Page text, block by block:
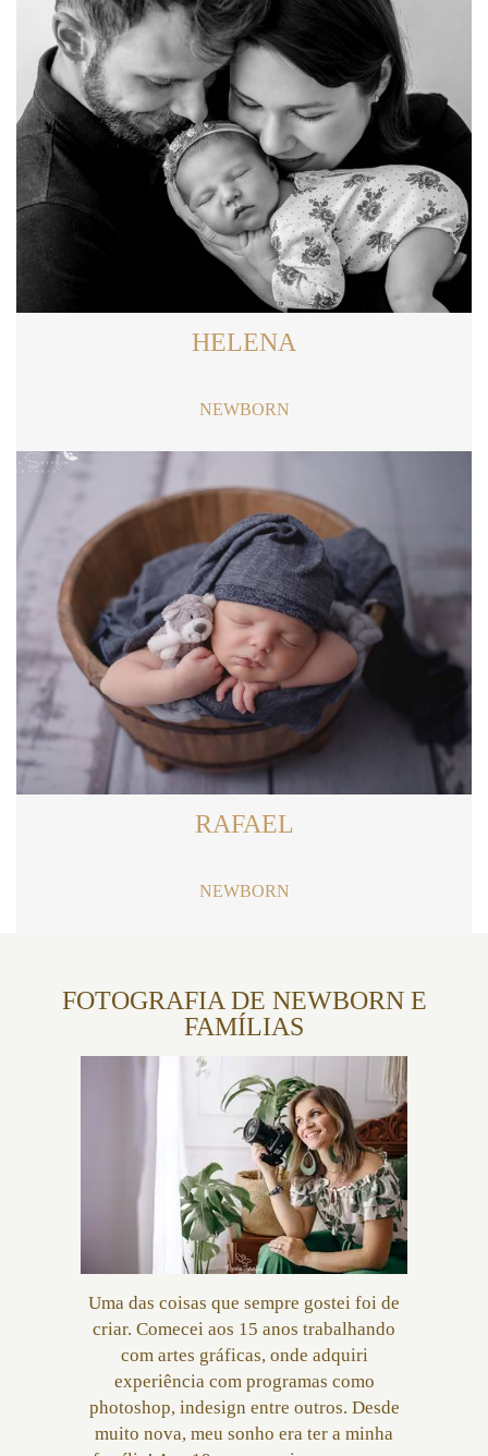
HELENA
NEWBORN
RAFAEL
NEWBORN
FOTOGRAFIA DE NEWBORN E
FAMÍLIAS
Uma das coisas que sempre gostei foi de
criar. Comecei aos 15 anos trabalhando
com artes gráficas, onde adquiri
experiência com programas como
photoshop, indesign entre outros. Desde
muito nova, meu sonho era ter a minha